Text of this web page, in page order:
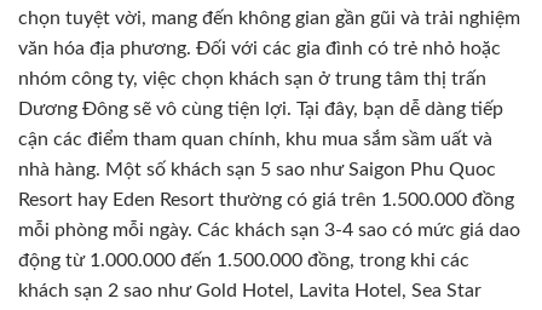
chọn tuyệt vời, mang đến không gian gần gũi và trải nghiệm
văn hóa địa phương. Đối với các gia đình có trẻ nhỏ hoặc
nhóm công ty, việc chọn khách sạn ở trung tâm thị trấn
Dương Đông sẽ vô cùng tiện lợi. Tại đây, bạn dễ dàng tiếp
cận các điểm tham quan chính, khu mua sắm sầm uất và
nhà hàng. Một số khách sạn 5 sao như Saigon Phu Quoc
Resort hay Eden Resort thường có giá trên 1.500.000 đồng
mỗi phòng mỗi ngày. Các khách sạn 3-4 sao có mức giá dao
động từ 1.000.000 đến 1.500.000 đồng, trong khi các
khách sạn 2 sao như Gold Hotel, Lavita Hotel, Sea Star